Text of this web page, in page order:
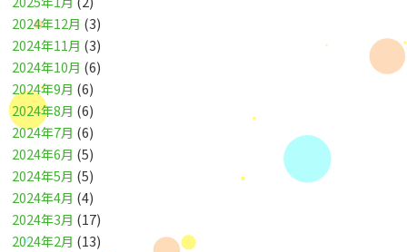
2024年12月 (3)
2024年11月 (3)
2024年10月 (6)
2024年9月 (6)
2024年8月 (6)
2024年7月 (6)
2024年6月 (5)
2024年5月 (5)
2024年4月 (4)
2024年3月 (17)
2024年2月 (13)